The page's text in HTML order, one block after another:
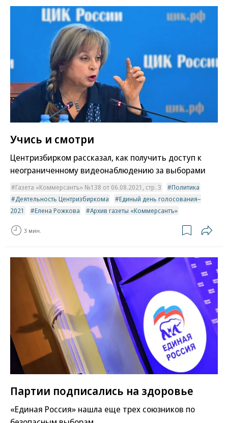
Учись и смотри
Центризбирком рассказал, как получить доступ к
неограниченному видеонаблюдению за выборами
Газета «Коммерсантъ» №138 от 06.08.2021, стр. 3
Политика
Деятельность Центризбиркома
Единый день голосования–
2021
Елена Рожкова Архив газеты «Коммерсантъ»
3 мин.
Партии подписались на здоровье
«Единая Россия» нашла еще трех союзников по